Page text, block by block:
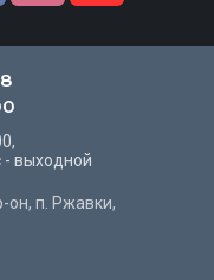
- выходной
он, п. Ржавки,